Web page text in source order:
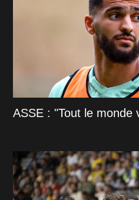
ASSE : "Tout le monde